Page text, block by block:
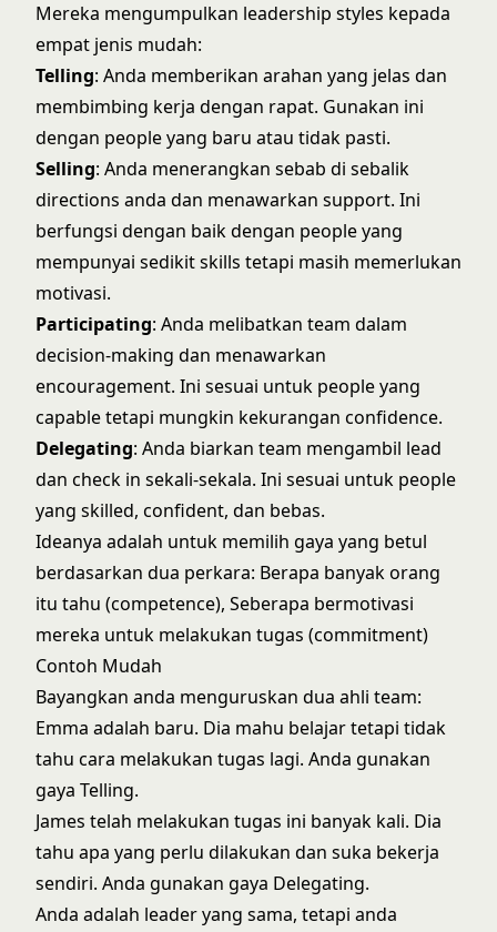
Mereka mengumpulkan leadership styles kepada
empat jenis mudah:
Telling: Anda memberikan arahan yang jelas dan
membimbing kerja dengan rapat. Gunakan ini
dengan people yang baru atau tidak pasti.
Selling: Anda menerangkan sebab di sebalik
directions anda dan menawarkan support. Ini
berfungsi dengan baik dengan people yang
mempunyai sedikit skills tetapi masih memerlukan
motivasi.
Participating: Anda melibatkan team dalam
decision-making dan menawarkan
encouragement. Ini sesuai untuk people yang
capable tetapi mungkin kekurangan confidence.
Delegating: Anda biarkan team mengambil lead
dan check in sekali-sekala. Ini sesuai untuk people
yang skilled, confident, dan bebas.
Ideanya adalah untuk memilih gaya yang betul
berdasarkan dua perkara: Berapa banyak orang
itu tahu (competence), Seberapa bermotivasi
mereka untuk melakukan tugas (commitment)
Contoh Mudah
Bayangkan anda menguruskan dua ahli team:
Emma adalah baru. Dia mahu belajar tetapi tidak
tahu cara melakukan tugas lagi. Anda gunakan
gaya Telling.
James telah melakukan tugas ini banyak kali. Dia
tahu apa yang perlu dilakukan dan suka bekerja
sendiri. Anda gunakan gaya Delegating.
Anda adalah leader yang sama, tetapi anda